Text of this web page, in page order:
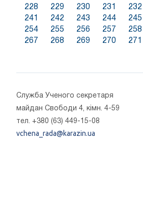
228
229 230 231 232
241
242 243 244 245
254
255 256 257 258
267
268 269 270 271
Cлужба Ученого секретаря
майдан Свободи 4, кімн. 4-59
тел. +380 (63) 449-15-08
vchena_rada@karazin.ua